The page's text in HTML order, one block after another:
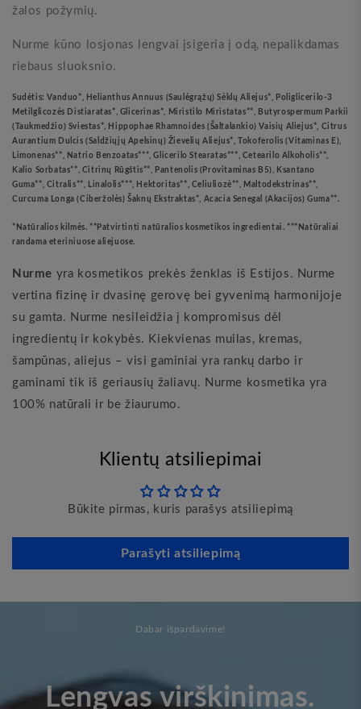
žalos požymių.
Nurme kūno losjonas lengvai įsigeria į odą, nepalikdamas
riebaus sluoksnio.
Sudėtis: Vanduo*, Helianthus Annuus (Saulėgrąžų) Sėklų Aliejus*, Poliglicerilo-3
Metilglicozės Distiaratas*, Glicerinas*, Miristilo Miristatas**, Butyrospermum Parkii
(Taukmedžio) Sviestas*, Hippophae Rhamnoides (Šaltalankio) Vaisių Aliejus*, Citrus
Aurantium Dulcis (Saldžiųjų Apelsinų) Žievelių Aliejus*, Tokoferolis (Vitaminas E),
Limonenas**, Natrio Benzoatas***, Glicerilo Stearatas***, Cetearilo Alkoholis**,
Kalio Sorbatas**, Citrinų Rūgštis**, Pantenolis (Provitaminas B5), Ksantano
Guma**, Citralis**, Linalolis***, Hektoritas**, Celiuliozė**, Maltodekstrinas**,
Curcuma Longa (Ciberžolės) Šaknų Ekstraktas*, Acacia Senegal (Akacijos) Guma**.
*Natūralios kilmės. **Patvirtinti natūralios kosmetikos ingredientai. ***Natūraliai
randama eteriniuose aliejuose.
Nurme yra kosmetikos prekės ženklas iš Estijos. Nurme
vertina fizinę ir dvasinę gerovę bei gyvenimą harmonijoje
su gamta. Nurme nesileidžia į kompromisus dėl
ingredientų ir kokybės. Kiekvienas muilas, kremas,
šampūnas, aliejus – visi gaminiai yra rankų darbo ir
gaminami tik iš geriausių žaliavų. Nurme kosmetika yra
100% natūrali ir be žiaurumo.
Klientų atsiliepimai
Būkite pirmas, kuris parašys atsiliepimą
Parašyti atsiliepimą
Dabar išpardavime!
Lengvas virškinimas.